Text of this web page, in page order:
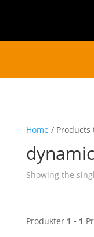
Home / Products
Showing the
Produkter 1 - 1